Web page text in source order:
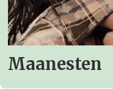
Maanesten